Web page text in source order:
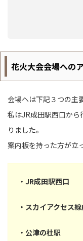
花火大会会場への
会場ヘは下記３つの主
私はJR成田駅西口か
りました。
案内板を持った方が立
・JR成田駅西口
・スカイアクセス
・公津の杜駅